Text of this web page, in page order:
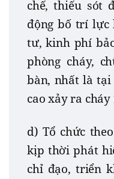
chế, thiếu sót
động bố trí lực
tư, kinh phí
phòng cháy,
bàn, nhất là tại
cao xảy ra
d) Tổ chức
kịp thời phát
chỉ đạo, triển